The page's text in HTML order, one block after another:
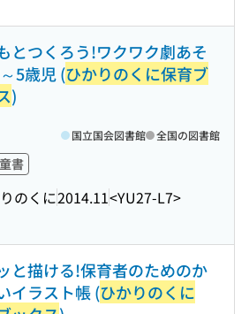
とつくろう!ワクワク劇あそ
5歳児 (ひかりのくに保育ブ
)
書
のくに2014.11<YU27-L7>
国立国会図書館 全国の図書館
と描ける!保育者のためのか
イラスト帳 (ひかりのくに